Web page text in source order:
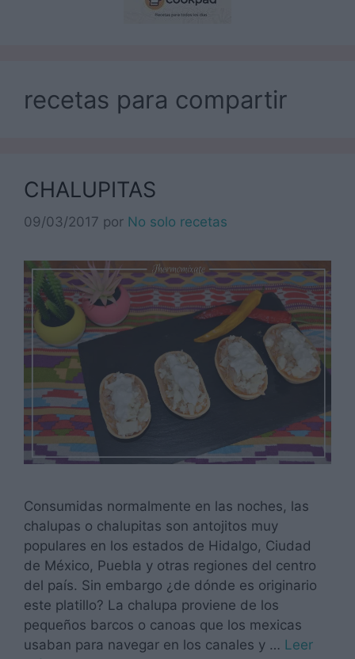
recetas para compartir
CHALUPITAS
09/03/2017 por No solo recetas
Consumidas normalmente en las noches, las
chalupas o chalupitas son antojitos muy
populares en los estados de Hidalgo, Ciudad
de México, Puebla y otras regiones del centro
del país. Sin embargo ¿de dónde es originario
este platillo? La chalupa proviene de los
pequeños barcos o canoas que los mexicas
usaban para navegar en los canales y … Leer